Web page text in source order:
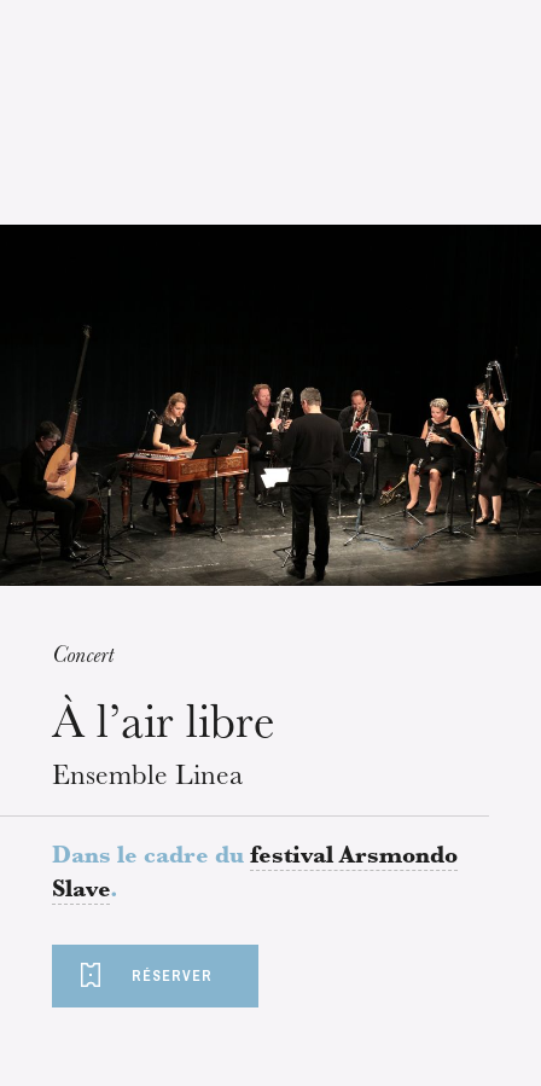
Strasbourg
mercredi 19 août 2026
Concert
À l’air libre
Ensemble Linea
Dans le cadre dufestival Arsmondo
Slave.
RÉSERVER